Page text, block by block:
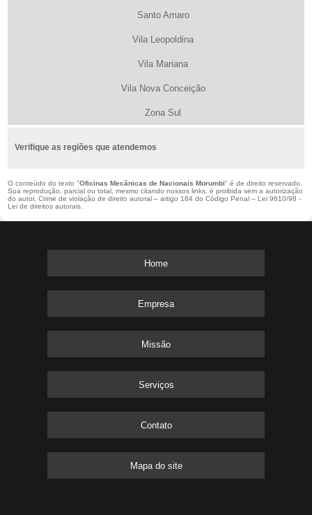
Santo Amaro
Vila Leopoldina
Vila Mariana
Vila Nova Conceição
Zona Sul
Verifique as regiões que atendemos
O conteúdo do texto "Oficinas Mecânicas de Nacionais Morumbi" é de direito reservado.
Sua reprodução, parcial ou total, mesmo citando nossos links, é proibida sem a autorização
do autor. Crime de violação de direito autoral – artigo 184 do Código Penal –Lei 9610/98 -
Lei de direitos autorais.
Home
Empresa
Missão
Serviços
Contato
Mapa do site